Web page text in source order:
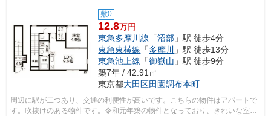
敷0
12.8万円
東急多摩川線 「沼部 」駅 徒歩4分
東急東横線 「多摩川
」駅 徒歩13分
東急池上線 「御嶽山 」駅 徒歩9分
築7年 / 42.91㎡
東京都大田区田園調布本町
周辺に駅が二つあり、交通の利便性が高いです。こちらの物件はアパートで
す。吹抜けのある物件です。令和元年築の物件となっており、きれいな室内